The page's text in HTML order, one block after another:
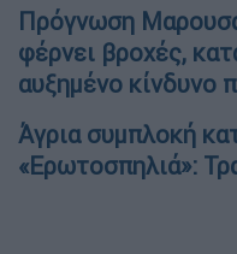
Πρόγνωση
φέρνει βροχές,
αυξημένο κίνδυνο
Άγρια συμπλοκή
«Ερωτοσπηλιά»: